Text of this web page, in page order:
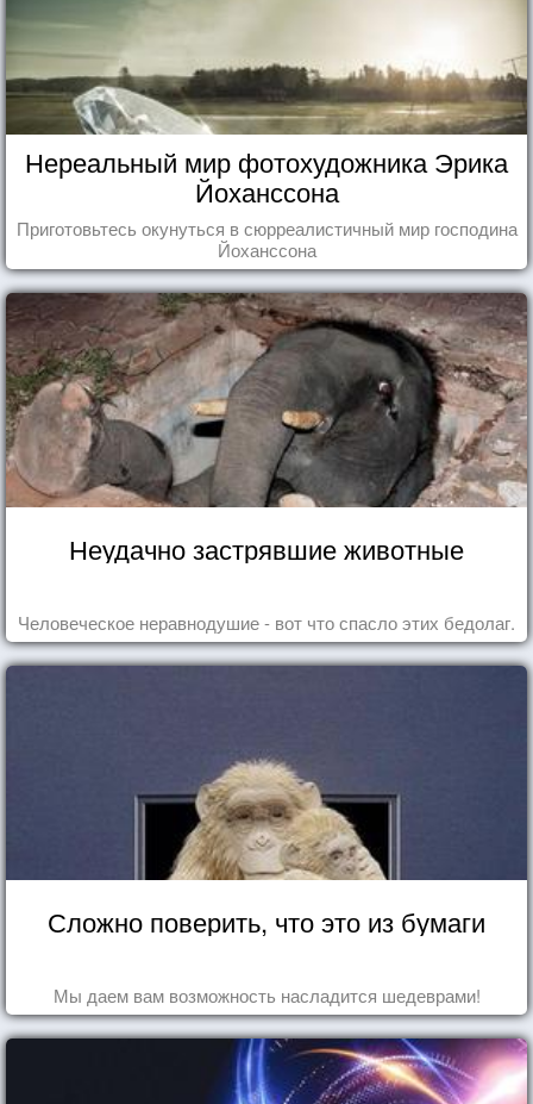
Нереальный мир фотохудожника Эрика
Йоханссона
Приготовьтесь окунуться в сюрреалистичный мир господина
Йоханссона
Неудачно застрявшие животные
Человеческое неравнодушие - вот что спасло этих бедолаг.
Сложно поверить, что это из бумаги
Мы даем вам возможность насладится шедеврами!